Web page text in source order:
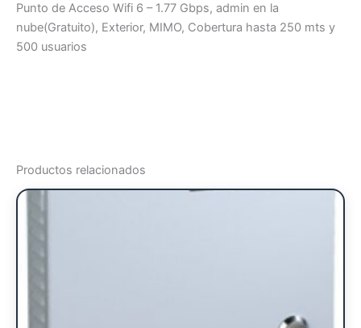
Punto de Acceso Wifi 6 – 1.77 Gbps, admin en la
nube(Gratuito), Exterior, MIMO, Cobertura hasta 250 mts y
500 usuarios
Productos relacionados